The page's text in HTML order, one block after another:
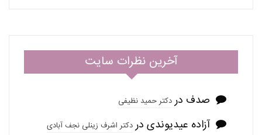
آخرین نظرات سایت
صدف دردکتر حمید نظیفی
آزاده عیدیوندی دردکتر اشرف زینلی نجف آبادی